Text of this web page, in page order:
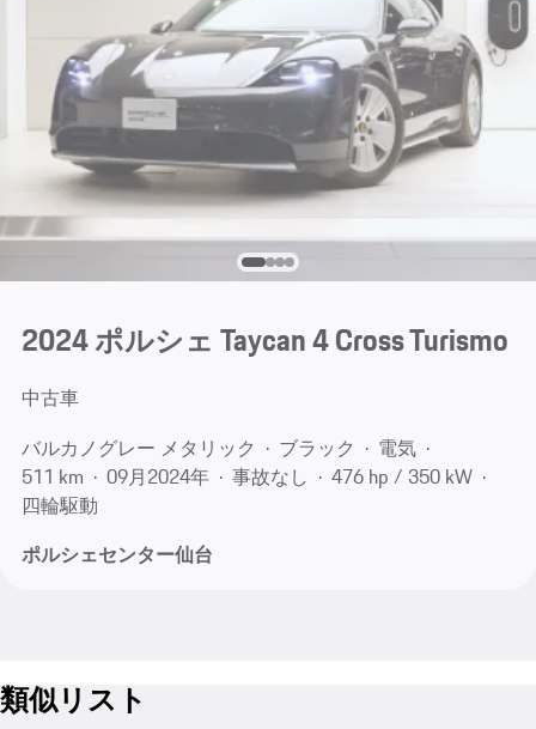
2024 ポルシェ Taycan 4 Cross Turismo
中古車
バルカノグレー メタリック
ブラック
電気
511 km
09月​2024年 事故なし
476 hp / 350 kW
四輪駆動
ポルシェセンター仙台
類似リスト